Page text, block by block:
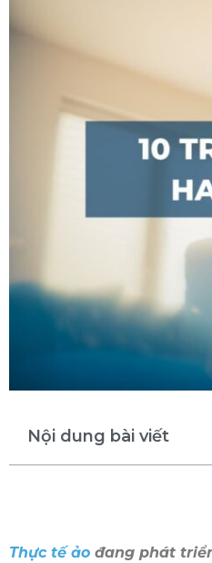
Nội dung bài viết
Thực tế ảo đang phát